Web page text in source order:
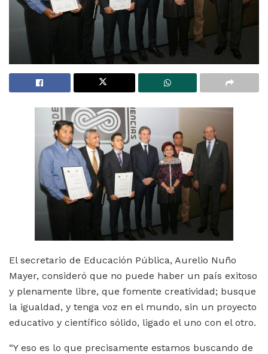
El secretario de Educación Pública, Aurelio Nuño
Mayer, consideró que no puede haber un país exitoso
y plenamente libre, que fomente creatividad; busque
la igualdad, y tenga voz en el mundo, sin un proyecto
educativo y científico sólido, ligado el uno con el otro.
“Y eso es lo que precisamente estamos buscando de